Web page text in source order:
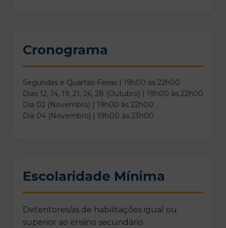
Cronograma
Segundas e Quartas-Feiras | 19h00 às 22h00
Dias 12, 14, 19, 21, 26, 28 (Outubro) | 19h00 às 22h00
Dia 02 (Novembro) | 19h00 às 22h00
Dia 04 (Novembro) | 19h00 às 23h00
Escolaridade Mínima
Detentores/as de habilitações igual ou
superior ao ensino secundário